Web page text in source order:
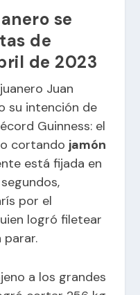
se
de
de 2023
Juan
su intención de
Guinness: el
cortando jamón
está fijada en
por el
logró filetear
parar.
a los grandes